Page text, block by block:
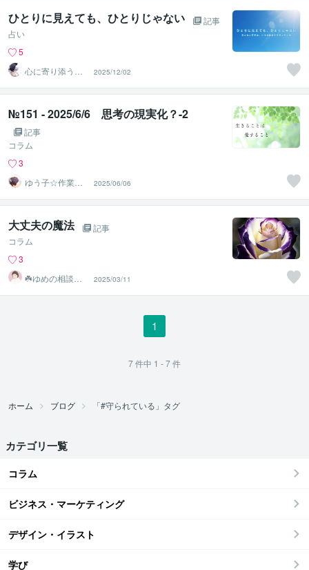
ひとりに見えても、ひとりじゃない
記事
占い
5
心に寄り添う経
験豊かな相談
師 ふーみん
2025/12/02
№151 - 2025/6/6 思考の現実化？-2
記事
コラム
3
ゆう子☆作業療
法士＆ライフコ
ーチ
2025/06/06
大丈夫の魔法
記事
コラム
3
☘️ゆめの相談室
2025/03/11
1
7件中 1 - 7件
ホーム ブログ 「#守られている」タグ
カテゴリ一覧
コラム
ビジネス・マーケティング
デザイン・イラスト
学び